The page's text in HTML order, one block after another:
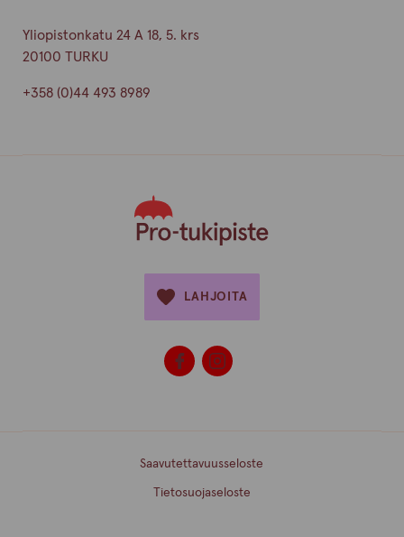
Yliopistonkatu 24 A 18, 5. krs
20100 TURKU
+358 (0)44 493 8989
LAHJOITA
Saavutettavuusseloste
Tietosuojaseloste